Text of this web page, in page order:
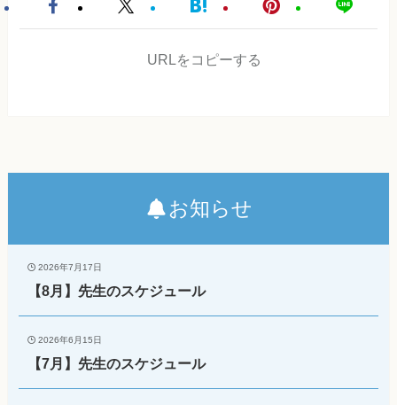
URLをコピーする
お知らせ
2026年7月17日
【8月】先生のスケジュール
2026年6月15日
【7月】先生のスケジュール